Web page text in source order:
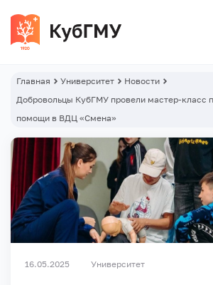
Главная Университет
Новости
Добровольцы КубГМУ провели мастер-класс
помощи в ВДЦ «Смена»
16.05.2025 Университет